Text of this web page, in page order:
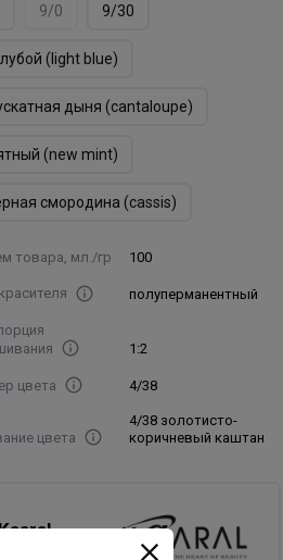
9/0 9/30
(light blue)
дыня (cantaloupe)
(new mint)
смородина (cassis)
товара, мл./гр 100
полуперманентный
1:2
цвета 4/38
цвета
4/38 золотисто-
коричневый каштан